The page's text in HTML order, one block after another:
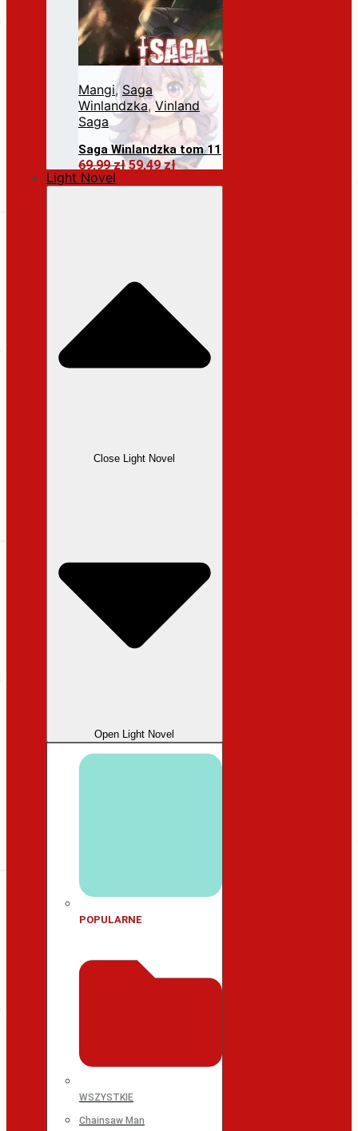
Mangi, Saga
Winlandzka, Vinland
Saga
Saga Winlandzka tom 11
69,99złPierwotna
59,49złAktualna
Dodaj do koszyka
Light Novel
Close Light Novel
Open Light Novel
POPULARNE
WSZYSTKIE
Chainsaw Man